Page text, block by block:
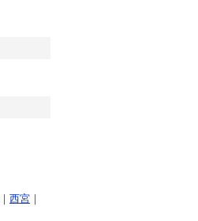
｜ 西宮 ｜